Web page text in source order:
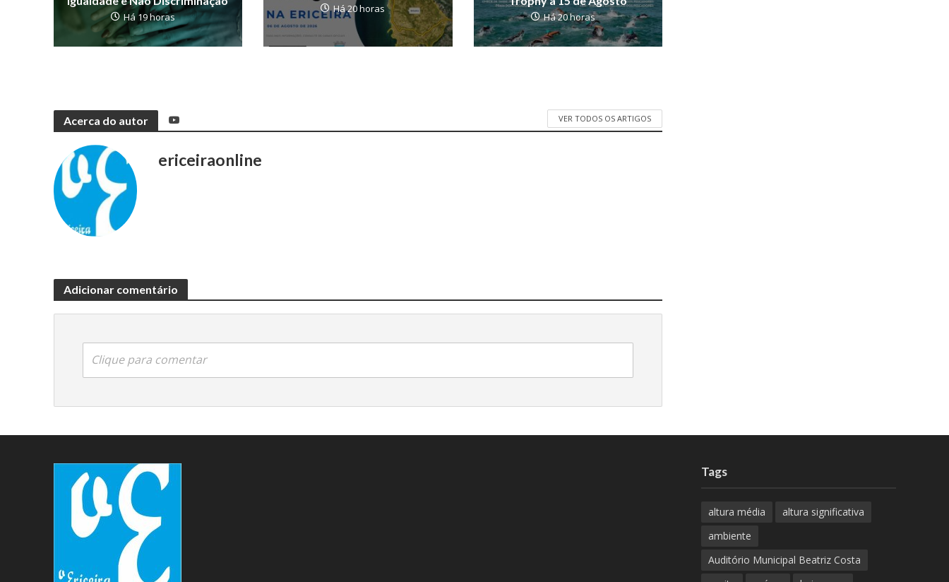
Há 19 horas
Há 20 horas
Há 20 horas
Acerca do autor VER TODOS OS ARTIGOS
ericeiraonline
Adicionar comentário
Clique para comentar
Tags
altura média
altura significativa
ambiente
Auditório Municipal Beatriz Costa